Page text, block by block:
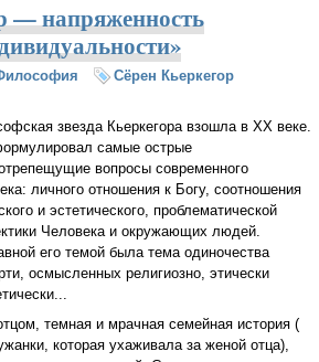
— напряженность
Сёрен Кьеркегор
звезда Кьеркегора взошла в ХХ веке.
самые острые
вопросы современного
личного отношения к Богу, соотношения
и эстетического, проблематической
Человека и окружающих людей.
его темой была тема одиночества
осмысленных религиозно, этически
темная и мрачная семейная история (
которая ухаживала за женой отца),